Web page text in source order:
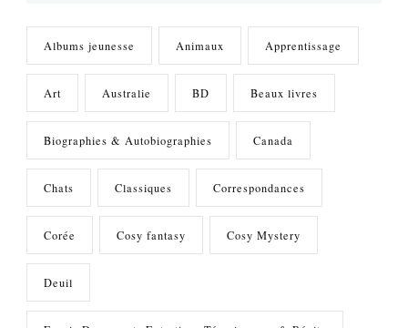
Albums jeunesse Animaux Apprentissage
Art Australie BD Beaux livres
Biographies & Autobiographies Canada
Chats Classiques Correspondances
Corée Cosy fantasy Cosy Mystery
Deuil